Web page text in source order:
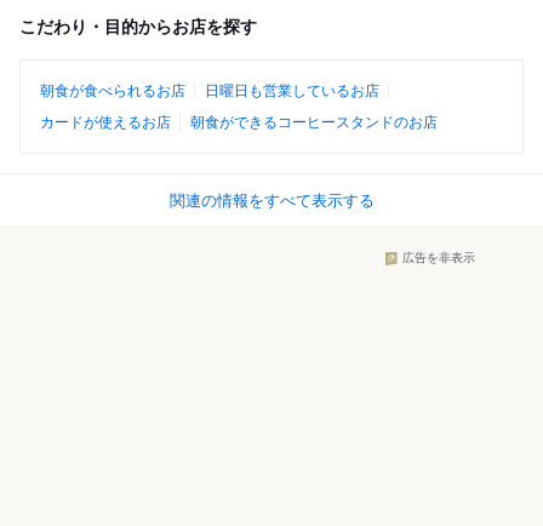
こだわり・目的からお店を探す
朝食が食べられるお店
日曜日も営業しているお店
カードが使えるお店
朝食ができるコーヒースタンドのお店
関連の情報をすべて表示する
広告を非表示